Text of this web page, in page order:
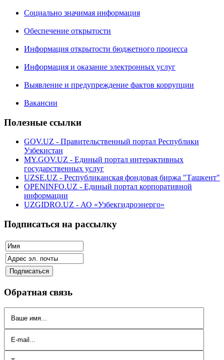
Социально значимая информация
Обеспечение открытости
Информация открытости бюджетного процесса
Информация и оказание электронных услуг
Выявление и предупреждение фактов коррупции
Вакансии
Полезные ссылки
GOV.UZ - Правительственный портал Республики
Узбекистан
MY.GOV.UZ - Единый портал интерактивных
государственных услуг
UZSE.UZ - Республиканская фондовая биржа "Ташкент"
OPENINFO.UZ - Единый портал корпоративной
информации
UZGIDRO.UZ - АО «Узбекгидроэнерго»
Подписаться на рассылку
Обратная связь